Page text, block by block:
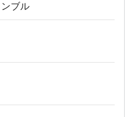
ブル